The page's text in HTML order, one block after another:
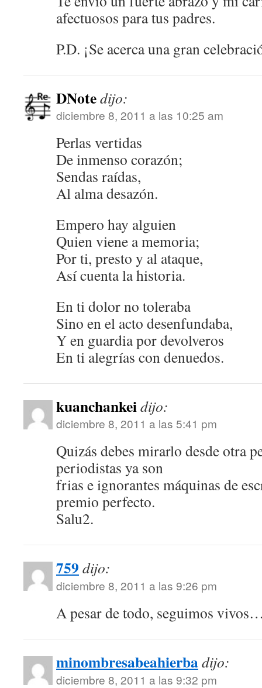
afectuosos para tus padres.
P.D. ¡Se acerca una gran
DNotedijo:
diciembre 8, 2011 a las 10:25 am
Perlas vertidas
De inmenso corazón;
Sendas raídas,
Al alma desazón.
Empero hay alguien
Quien viene a memoria;
Por ti, presto y al ataque,
Así cuenta la historia.
En ti dolor no toleraba
Sino en el acto desenfundaba,
Y en guardia por devolveros
En ti alegrías con denuedos.
kuanchankeidijo:
diciembre 8, 2011 a las 5:41 pm
Quizás debes mirarlo desde otra
periodistas ya son
frias e ignorantes máquinas de
premio perfecto.
Salu2.
759 dijo:
diciembre 8, 2011 a las 9:26 pm
A pesar de todo, seguimos
minombresabeahierbadijo:
diciembre 8, 2011 a las 9:32 pm